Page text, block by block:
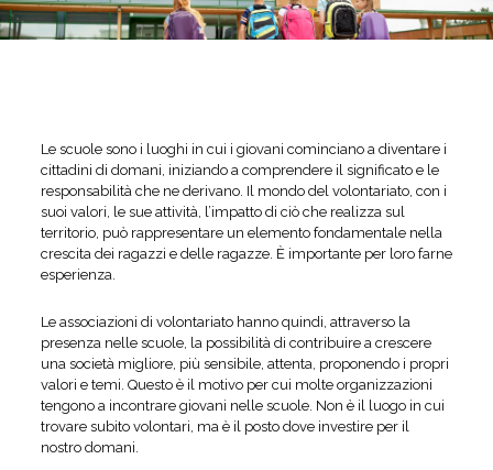
Le scuole sono i luoghi in cui i giovani cominciano a diventare i
cittadini di domani, iniziando a comprendere il significato e le
responsabilità che ne derivano. Il mondo del volontariato, con i
suoi valori, le sue attività, l’impatto di ciò che realizza sul
territorio, può rappresentare un elemento fondamentale nella
crescita dei ragazzi e delle ragazze. È importante per loro farne
esperienza.
Le associazioni di volontariato hanno quindi, attraverso la
presenza nelle scuole, la possibilità di contribuire a crescere
una società migliore, più sensibile, attenta, proponendo i propri
valori e temi. Questo è il motivo per cui molte organizzazioni
tengono a incontrare giovani nelle scuole. Non è il luogo in cui
trovare subito volontari, ma è il posto dove investire per il
nostro domani.